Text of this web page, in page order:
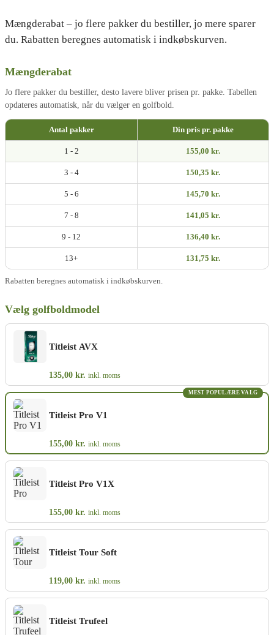
Mængderabat – jo flere pakker du bestiller, jo mere sparer
du. Rabatten beregnes automatisk i indkøbskurven.
Mængderabat
Jo flere pakker du bestiller, desto lavere bliver prisen pr. pakke. Tabellen
opdateres automatisk, når du vælger en golfbold.
Antal pakker Din pris pr. pakke
1 - 2 155,00 kr.
3 - 4 150,35 kr.
5 - 6 145,70 kr.
7 - 8 141,05 kr.
9 - 12 136,40 kr.
13+ 131,75 kr.
Rabatten beregnes automatisk i indkøbskurven.
Vælg golfboldmodel
Titleist AVX
135,00 kr. inkl. moms
Titleist Pro V1
155,00 kr. inkl. moms
MEST POPULÆRE VALG
Titleist Pro V1X
155,00 kr. inkl. moms
Titleist Tour Soft
119,00 kr. inkl. moms
Titleist Trufeel